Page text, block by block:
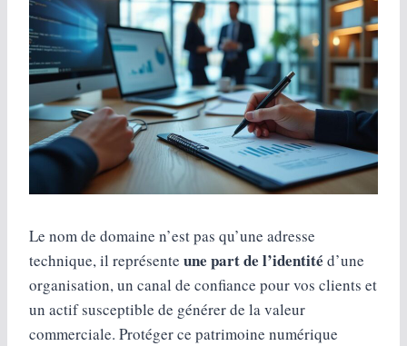
Le nom de domaine n’est pas qu’une adresse
technique, il représente une part de l’identité d’une
organisation, un canal de confiance pour vos clients et
un actif susceptible de générer de la valeur
commerciale. Protéger ce patrimoine numérique